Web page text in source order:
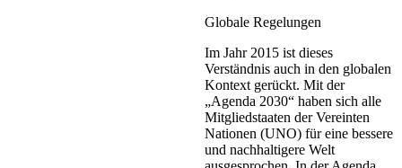
Globale Regelungen
Im Jahr 2015 ist dieses
Verständnis auch in den globalen
Kontext gerückt. Mit der
„Agenda 2030“ haben sich alle
Mitgliedstaaten der Vereinten
Nationen (UNO) für eine bessere
und nachhaltigere Welt